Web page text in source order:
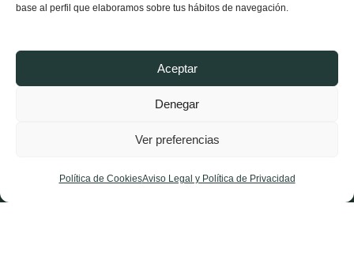
base al perfil que elaboramos sobre tus hábitos de navegación.
Aceptar
Denegar
Ver preferencias
Política de CookiesAviso Legal y Política de Privacidad
twitter
f